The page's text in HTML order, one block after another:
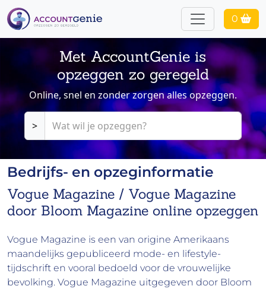
0
Met AccountGenie is
opzeggen zo geregeld
Online, snel en zonder zorgen alles opzeggen.
>
Bedrijfs- en opzeginformatie
Vogue Magazine / Vogue Magazine
door Bloom Magazine online opzeggen
Vogue Magazine is een van origine Amerikaans
maandelijks gepubliceerd mode- en lifestyle-
tijdschrift en vooral bedoeld voor de vrouwelijke
bevolking. Vogue Magazine uitgegeven door Bloom